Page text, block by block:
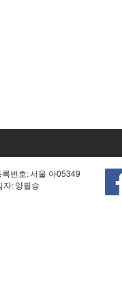
번호: 서울 아05349
: 양필승